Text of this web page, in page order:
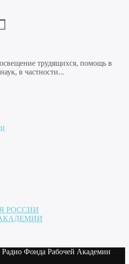
трудящихся, помощь в
в частности...
РОССИИ
Радио Фонда Рабочей Академии